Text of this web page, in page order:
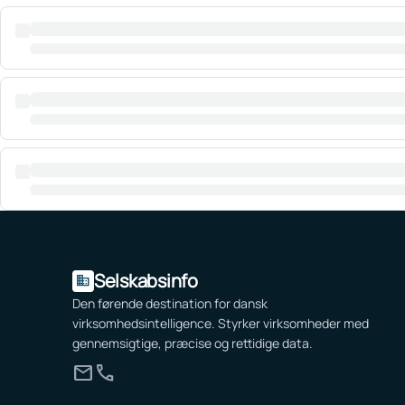
domain Selskabsinfo
Den førende destination for dansk
virksomhedsintelligence. Styrker virksomheder med
gennemsigtige, præcise og rettidige data.
mailcall